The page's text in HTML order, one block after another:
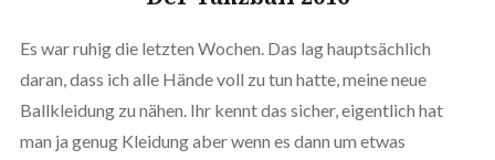
Es war ruhig die letzten Wochen. Das lag hauptsächlich
daran, dass ich alle Hände voll zu tun hatte, meine neue
Ballkleidung zu nähen. Ihr kennt das sicher, eigentlich hat
man ja genug Kleidung aber wenn es dann um etwas